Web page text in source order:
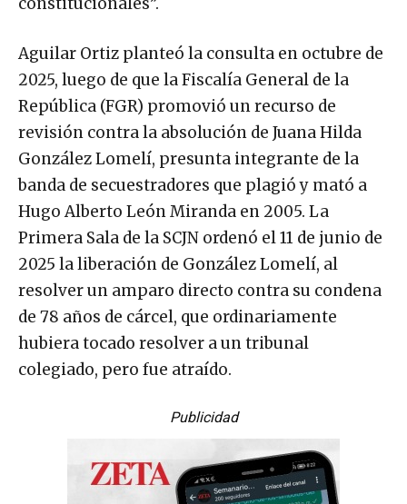
Aguilar Ortiz planteó la consulta en octubre de
2025, luego de que la Fiscalía General de la
República (FGR) promovió un recurso de
revisión contra la absolución de Juana Hilda
González Lomelí, presunta integrante de la
banda de secuestradores que plagió y mató a
Hugo Alberto León Miranda en 2005. La
Primera Sala de la SCJN ordenó el 11 de junio de
2025 la liberación de González Lomelí, al
resolver un amparo directo contra su condena
de 78 años de cárcel, que ordinariamente
hubiera tocado resolver a un tribunal
colegiado, pero fue atraído.
Publicidad